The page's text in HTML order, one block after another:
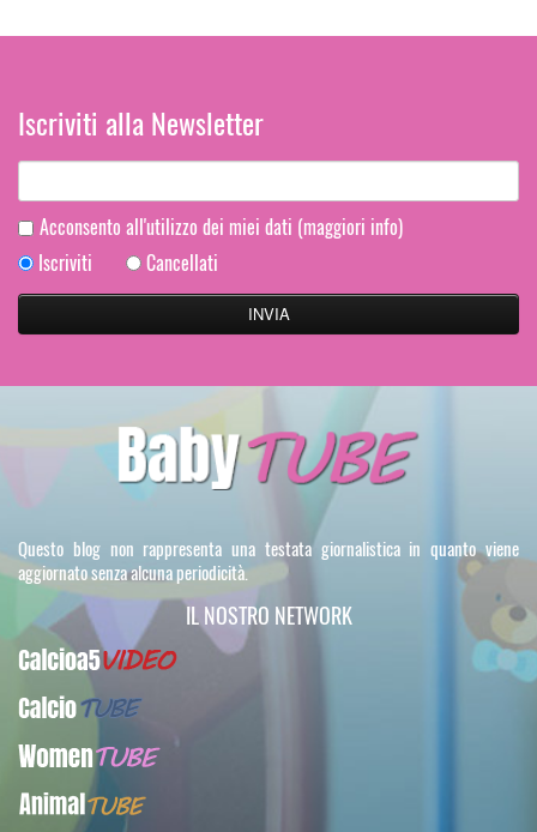
Iscriviti alla Newsletter
Acconsento all'utilizzo dei miei dati (maggiori info)
Iscriviti
Cancellati
Questo blog non rappresenta una testata giornalistica in quanto viene
aggiornato senza alcuna periodicità.
IL NOSTRO NETWORK
Calcioa5Video